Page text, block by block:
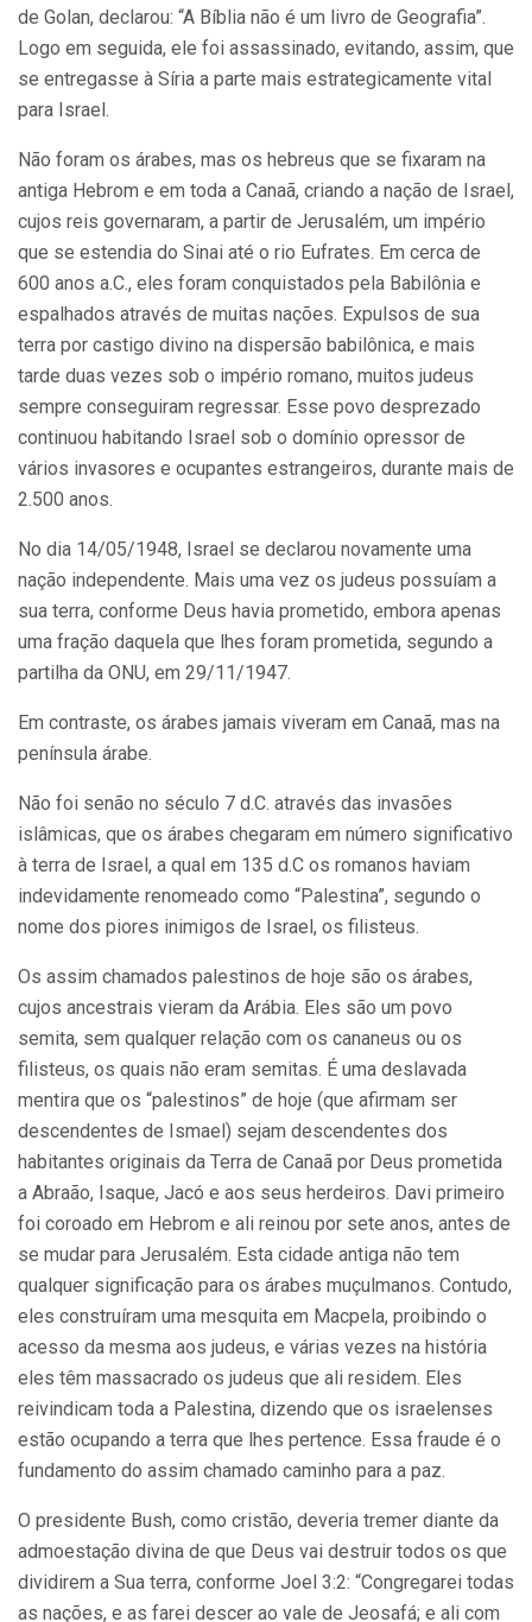
de Golan, declarou: “A Bíblia não é um livro de Geografia”.
Logo em seguida, ele foi assassinado, evitando, assim, que
se entregasse à Síria a parte mais estrategicamente vital
para Israel.
Não foram os árabes, mas os hebreus que se fixaram na
antiga Hebrom e em toda a Canaã, criando a nação de Israel,
cujos reis governaram, a partir de Jerusalém, um império
que se estendia do Sinai até o rio Eufrates. Em cerca de
600 anos a.C., eles foram conquistados pela Babilônia e
espalhados através de muitas nações. Expulsos de sua
terra por castigo divino na dispersão babilônica, e mais
tarde duas vezes sob o império romano, muitos judeus
sempre conseguiram regressar. Esse povo desprezado
continuou habitando Israel sob o domínio opressor de
vários invasores e ocupantes estrangeiros, durante mais de
2.500 anos.
No dia 14/05/1948, Israel se declarou novamente uma
nação independente. Mais uma vez os judeus possuíam a
sua terra, conforme Deus havia prometido, embora apenas
uma fração daquela que lhes foram prometida, segundo a
partilha da ONU, em 29/11/1947.
Em contraste, os árabes jamais viveram em Canaã, mas na
península árabe.
Não foi senão no século 7 d.C. através das invasões
islâmicas, que os árabes chegaram em número significativo
à terra de Israel, a qual em 135 d.C os romanos haviam
indevidamente renomeado como “Palestina”, segundo o
nome dos piores inimigos de Israel, os filisteus.
Os assim chamados palestinos de hoje são os árabes,
cujos ancestrais vieram da Arábia. Eles são um povo
semita, sem qualquer relação com os cananeus ou os
filisteus, os quais não eram semitas. É uma deslavada
mentira que os “palestinos” de hoje (que afirmam ser
descendentes de Ismael) sejam descendentes dos
habitantes originais da Terra de Canaã por Deus prometida
a Abraão, Isaque, Jacó e aos seus herdeiros. Davi primeiro
foi coroado em Hebrom e ali reinou por sete anos, antes de
se mudar para Jerusalém. Esta cidade antiga não tem
qualquer significação para os árabes muçulmanos. Contudo,
eles construíram uma mesquita em Macpela, proibindo o
acesso da mesma aos judeus, e várias vezes na história
eles têm massacrado os judeus que ali residem. Eles
reivindicam toda a Palestina, dizendo que os israelenses
estão ocupando a terra que lhes pertence. Essa fraude é o
fundamento do assim chamado caminho para a paz.
O presidente Bush, como cristão, deveria tremer diante da
admoestação divina de que Deus vai destruir todos os que
dividirem a Sua terra, conforme Joel 3:2: “Congregarei todas
as nações, e as farei descer ao vale de Jeosafá; e ali com